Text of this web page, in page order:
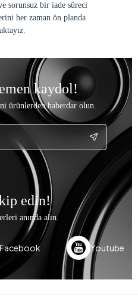
sorunsuz bir iade süreci
her zaman ön planda
kaydol!
ürünlerden haberdar olun.
edin!
anında alın.
Facebook Youtube